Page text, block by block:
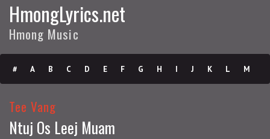
HmongLyrics.net
Hmong Music
# A B C D E F G H I J K L M
N O
Tee Vang
Ntuj Os Leej Muam